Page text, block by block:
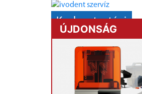
Karbantartási
AKCIÓ!
mikromotorok
ÚJDONSÁG